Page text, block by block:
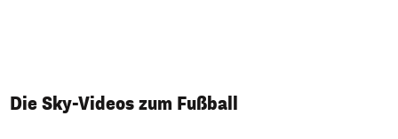
Die Sky-Videos zum Fußball